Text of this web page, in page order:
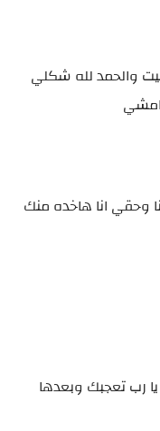
والحمد لله شكلي
وحقي انا هاخده منك
رب تعجبك وبعدها